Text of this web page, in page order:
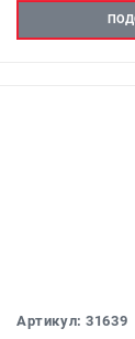
Артикул: 31639